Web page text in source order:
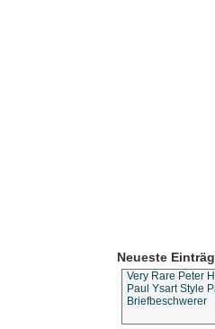
Neueste
Very Rare Peter
Paul Ysart Style
Briefbeschwerer